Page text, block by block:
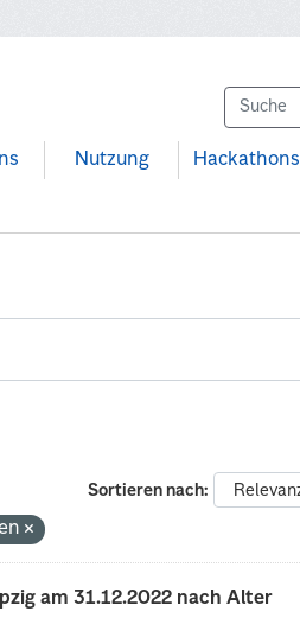
Nutzung Hackathons
Sortieren nach
am 31.12.2022 nach Alter